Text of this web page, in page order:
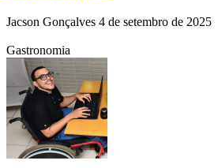
Jacson Gonçalves 4 de setembro de 2025
Gastronomia